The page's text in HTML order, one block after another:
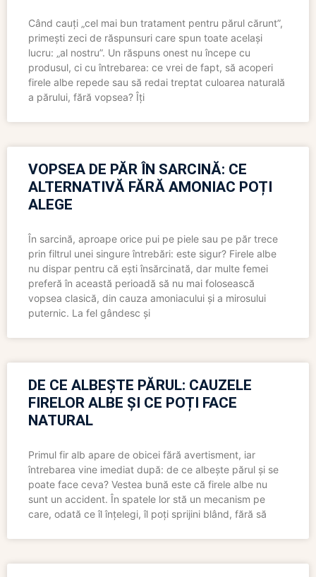
Când cauți „cel mai bun tratament pentru părul cărunt”,
primești zeci de răspunsuri care spun toate același
lucru: „al nostru”. Un răspuns onest nu începe cu
produsul, ci cu întrebarea: ce vrei de fapt, să acoperi
firele albe repede sau să redai treptat culoarea naturală
a părului, fără vopsea? Îți
VOPSEA DE PĂR ÎN SARCINĂ: CE
ALTERNATIVĂ FĂRĂ AMONIAC POȚI
ALEGE
În sarcină, aproape orice pui pe piele sau pe păr trece
prin filtrul unei singure întrebări: este sigur? Firele albe
nu dispar pentru că ești însărcinată, dar multe femei
preferă în această perioadă să nu mai folosească
vopsea clasică, din cauza amoniacului și a mirosului
puternic. La fel gândesc și
DE CE ALBEȘTE PĂRUL: CAUZELE
FIRELOR ALBE ȘI CE POȚI FACE
NATURAL
Primul fir alb apare de obicei fără avertisment, iar
întrebarea vine imediat după: de ce albește părul și se
poate face ceva? Vestea bună este că firele albe nu
sunt un accident. În spatele lor stă un mecanism pe
care, odată ce îl înțelegi, îl poți sprijini blând, fără să